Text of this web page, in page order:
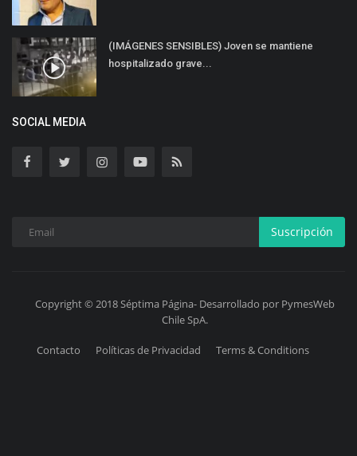
(IMÁGENES SENSIBLES) Joven se mantiene
hospitalizado grave...
SOCIAL MEDIA
Suscripción
Copyright © 2018 Séptima Página- Desarrollado por PymesWeb
Chile SpA.
Contacto Políticas de Privacidad Terms & Conditions